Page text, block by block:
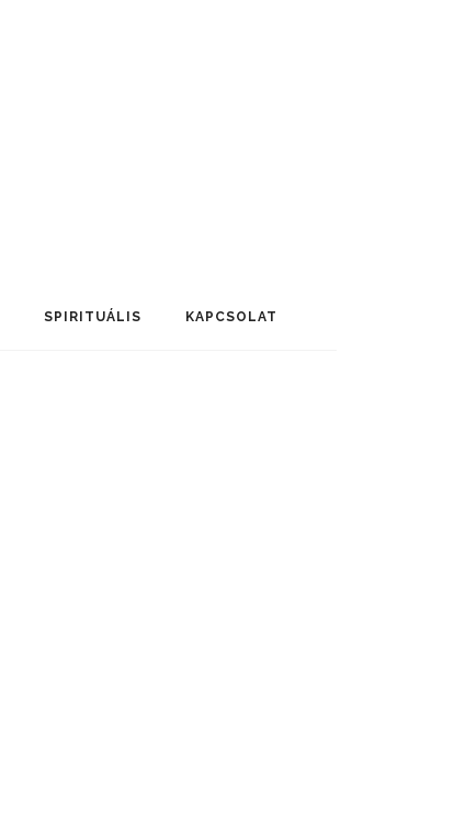
SPIRITUÁLIS KAPCSOLAT